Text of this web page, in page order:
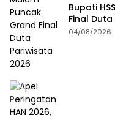
Bupati
Final
04/08/2026